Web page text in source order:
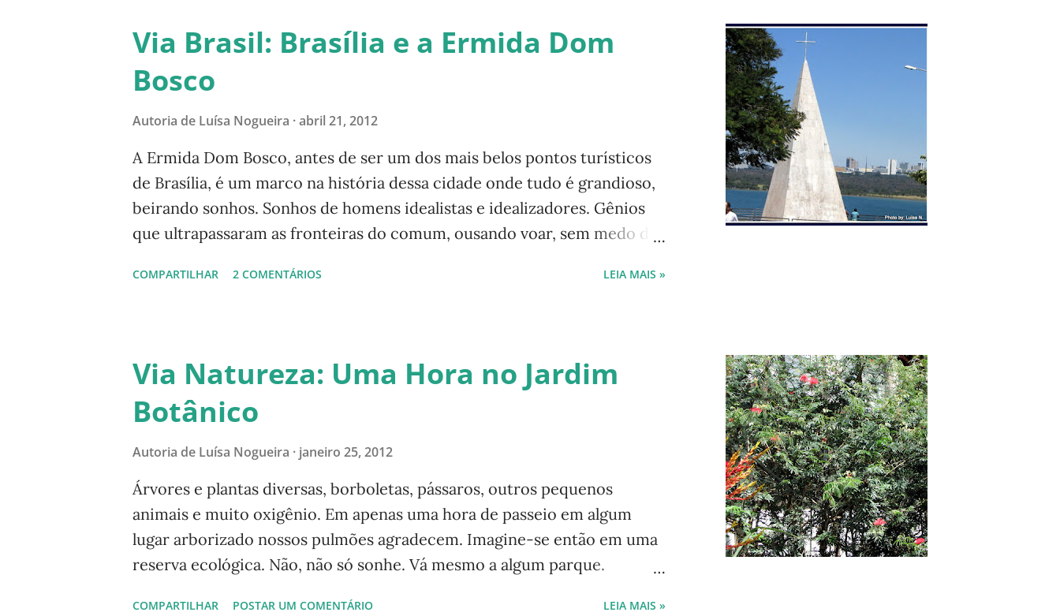
+ 20. Há 20 anos aconteceu a Eco-92 (Rio-92). Muito foi discutido,
pouco foi feito. Que a Rio + 20 descubra caminhos e os trilhe. Que faça
como os idealizadores de Brasília, que apesar de todas as dificuldades,
Via Brasil: Brasília e a Ermida Dom
Bosco
Autoria de Luísa Nogueira abril 21, 2012
A Ermida Dom Bosco, antes de ser um dos mais belos pontos turísticos
de Brasília, é um marco na história dessa cidade onde tudo é grandioso,
beirando sonhos. Sonhos de homens idealistas e idealizadores. Gênios
que ultrapassaram as fronteiras do comum, ousando voar, sem medo das
construção de
COMPARTILHAR 2 COMENTÁRIOS LEIA MAIS »
Via Natureza: Uma Hora no Jardim
Botânico
Autoria de Luísa Nogueira janeiro 25, 2012
Árvores e plantas diversas, borboletas, pássaros, outros pequenos
animais e muito oxigênio. Em apenas uma hora de passeio em algum
lugar arborizado nossos pulmões agradecem. Imagine-se então em uma
reserva ecológica. Não, não só sonhe. Vá mesmo a algum parque.
COMPARTILHAR POSTAR UM COMENTÁRIO LEIA MAIS »